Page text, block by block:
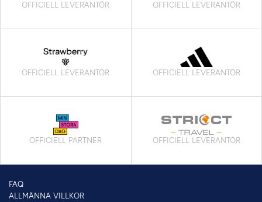
OFFICIELL LEVERANTÖR OFFICIELL LEVERANTÖR
OFFICIELL LEVERANTÖR OFFICIELL LEVERANTÖR
OFFICIELL PARTNER OFFICIELL LEVERANTÖR
FAQ
ALLMÄNNA VILLKOR